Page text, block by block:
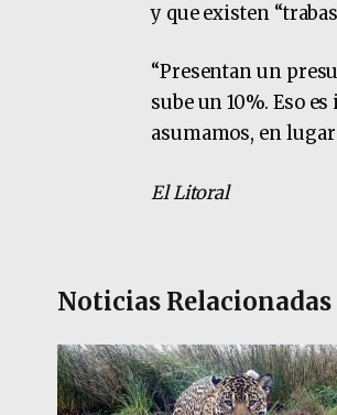
y que existen
“Presentan un
sube un 10%. Eso
asumamos, en
El Litoral
Noticias Relacionadas